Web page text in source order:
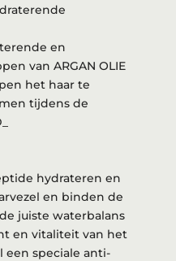
en
van ARGAN OLIE
het haar te
tijdens de
hydrateren en
en binden de
juiste waterbalans
en vitaliteit van het
een speciale anti-